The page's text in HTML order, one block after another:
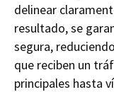
delinear
resultado, se
segura,
que reciben un
principales hasta